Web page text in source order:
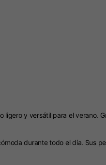
y versátil para el verano.
durante todo el día. Sus